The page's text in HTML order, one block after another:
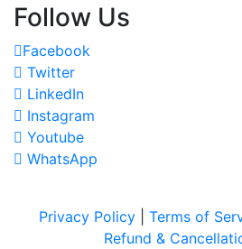
Follow Us
Facebook
Twitter
LinkedIn
Instagram
Youtube
WhatsApp
Privacy Policy Terms of
Refund &